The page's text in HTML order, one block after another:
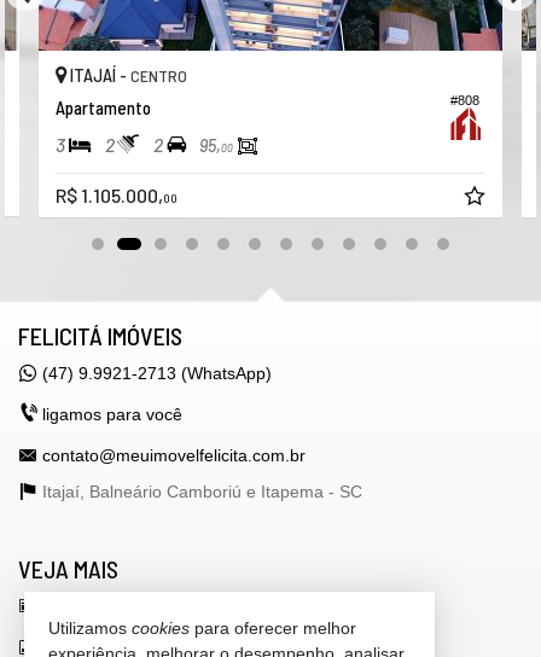
#808
ITAJAÍ - CENTRO
Apartamento
3 2 2 95,00
R$ 1.105.000,00
FELICITÁ IMÓVEIS
(47) 9.9921-2713 (WhatsApp)
ligamos para você
contato@meuimovelfelicita.com.br
Itajaí, Balneário Camboriú e Itapema - SC
VEJA MAIS
indicadores financeiros
Utilizamos cookies para oferecer melhor